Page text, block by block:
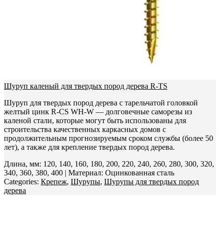
Шуруп каленый для твердых пород дерева R-TS
Шуруп для твердых пород дерева с тарельчатой головкой
желтый цинк R-CS WH-W — долговечные саморезы из
каленой стали, которые могут быть использованы для
строительства качественных каркасных домов с
продолжительным прогнозируемым сроком службы (более 50
лет), а также для крепление твердых пород дерева.
Длина, мм: 120, 140, 160, 180, 200, 220, 240, 260, 280, 300, 320,
340, 360, 380, 400 | Материал: Оцинкованная сталь
Categories: Крепеж, Шурупы, Шурупы для твердых пород
дерева